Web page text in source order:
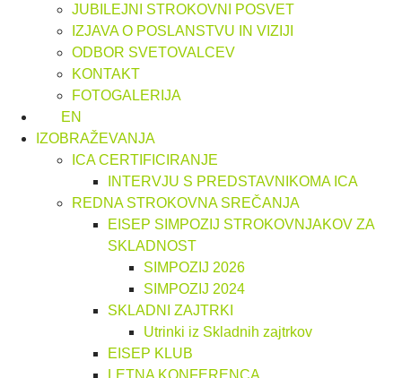
JUBILEJNI STROKOVNI POSVET
IZJAVA O POSLANSTVU IN VIZIJI
ODBOR SVETOVALCEV
KONTAKT
FOTOGALERIJA
EN
IZOBRAŽEVANJA
ICA CERTIFICIRANJE
INTERVJU S PREDSTAVNIKOMA ICA
REDNA STROKOVNA SREČANJA
EISEP SIMPOZIJ STROKOVNJAKOV ZA
SKLADNOST
SIMPOZIJ 2026
SIMPOZIJ 2024
SKLADNI ZAJTRKI
Utrinki iz Skladnih zajtrkov
EISEP KLUB
LETNA KONFERENCA